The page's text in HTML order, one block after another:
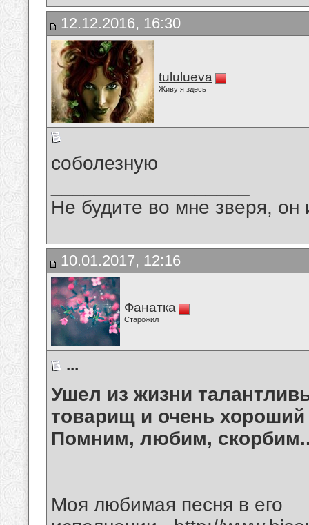
12.12.2016, 16:30
tululueva
Живу я здесь
соболезную
Не будите во мне зверя, он
10.01.2017, 12:16
Фанатка
Старожил
...
Ушел из жизни
товарищ и очень хороший
Помним, любим,
Моя любимая песня в его